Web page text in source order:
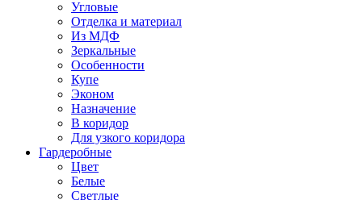
Угловые
Отделка и материал
Из МДФ
Зеркальные
Особенности
Купе
Эконом
Назначение
В коридор
Для узкого коридора
Гардеробные
Цвет
Белые
Светлые